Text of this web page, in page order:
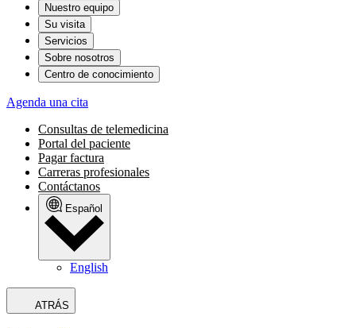
Nuestro equipo
Su visita
Servicios
Sobre nosotros
Centro de conocimiento
Agenda una cita
Consultas de telemedicina
Portal del paciente
Pagar factura
Carreras profesionales
Contáctanos
Español
English
ATRÁS